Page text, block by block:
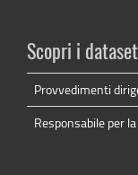
Scopri i dataset
Provvedimenti
Responsabile per